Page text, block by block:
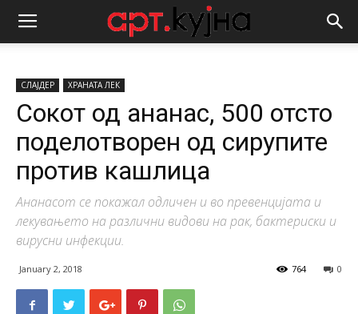
СЛАЈДЕР ХРАНАТА ЛЕК
Сокот од ананас, 500 отсто
поделотворен од сирупите
против кашлица
Ананасот се покажал одличен и во превенцијата и
лекувањето на различни видови на рак, бактериски и
вирусни инфекции.
January 2, 2018 0
764